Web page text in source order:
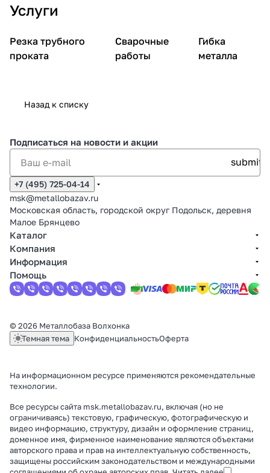
Услуги
Резка трубного
проката
Сварочные
работы
Гибка
металла
Назад к списку
Подписаться на новости и акции
+7 (495) 725-04-14
msk@metallobazav.ru
Московская область, городской округ Подольск, деревня
Малое Брянцево
Каталог
Компания
Информация
Помощь
© 2026 Металлобаза Волхонка
Темная тема КонфиденциальностьОферта
На информационном ресурсе применяются рекомендательные
технологии.
Все ресурсы сайта msk.metallobazav.ru, включая (но не
ограничиваясь) текстовую, графическую, фотографическую и
видео информацию, структуру, дизайн и оформление страниц,
доменное имя, фирменное наименование являются объектами
авторского права и прав на интеллектуальную собственность,
защищены российским законодательством и международными